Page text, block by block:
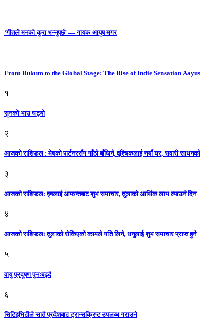
‘गीतले मनको कुरा भन्नुपर्छ’ — गायक आयुष मगर
From Rukum to the Global Stage: The Rise of Indie Sensation
१
सुनको भाउ घट्याे
२
आजको राशिफल : मेषको पार्टनरसँग गाँठो बाँधिने, वृश्चिकलाई नयाँ घर, सवारी
३
आजकाे राशिफल: वृषलाई आफन्तबाट शुभ समाचार, तुलाकाे आर्थिक लाभ ल्याउने दिन
४
आजको राशिफलः तुलाकाे रोकिएको कामले गति लिने, धनुलाई शुभ समाचार प्राप्त हुने
५
वायु प्रदूषण पुनःबढ्दै
६
सिटिइभिटीले सातै प्रदेशबाट ट्रान्सक्रिप्ट उपलब्ध गराउने